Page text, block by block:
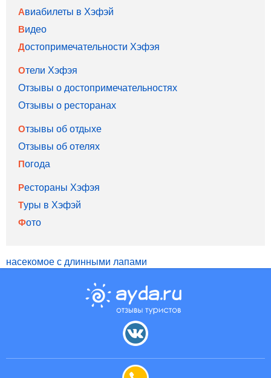
Авиабилеты в Хэфэй
Видео
Достопримечательности Хэфэя
Отели Хэфэя
Отзывы о достопримечательностях
Отзывы о ресторанах
Отзывы об отдыхе
Отзывы об отелях
Погода
Рестораны Хэфэя
Туры в Хэфэй
Фото
насекомое с длинными лапами